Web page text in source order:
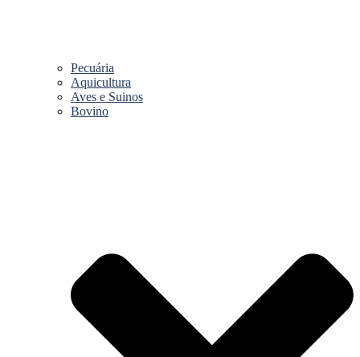
Pecuária
Aquicultura
Aves e Suinos
Bovino